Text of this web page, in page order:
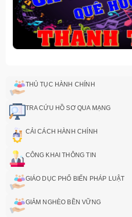
THỦ TỤC HÀNH CHÍNH
TRA CỨU HỒ SƠ QUA MẠNG
CẢI CÁCH HÀNH CHÍNH
CÔNG KHAI THÔNG TIN
GIÁO DỤC PHỔ BIẾN PHÁP LUẬT
GIẢM NGHÈO BỀN VỮNG